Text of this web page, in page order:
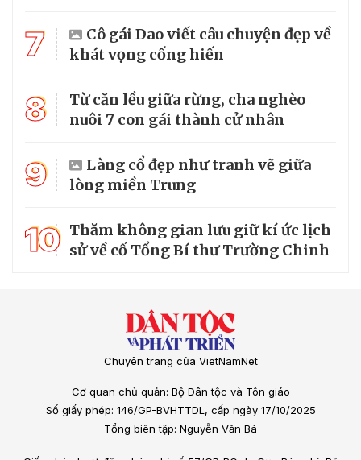
7
Cô gái Dao viết câu chuyện đẹp về
khát vọng cống hiến
8
Từ căn lều giữa rừng, cha nghèo
nuôi 7 con gái thành cử nhân
9
Làng cổ đẹp như tranh vẽ giữa
lòng miền Trung
10 Thăm không gian lưu giữ kí ức lịch
sử về cố Tổng Bí thư Trường Chinh
Chuyên trang của VietNamNet
Cơ quan chủ quản: Bộ Dân tộc và Tôn giáo
Số giấy phép: 146/GP-BVHTTDL, cấp ngày 17/10/2025
Tổng biên tập: Nguyễn Văn Bá